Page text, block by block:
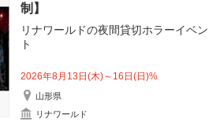
制】
リナワールドの夜間貸切ホラーイベン
ト
2026年8月13日(木)～16日(日)%
山形県
リナワールド